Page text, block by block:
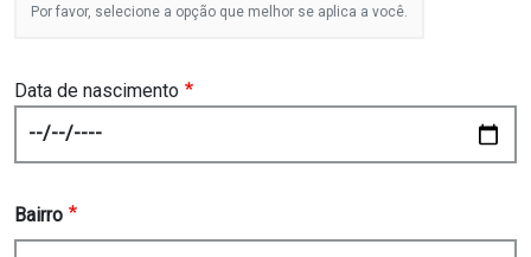
Por favor, selecione a opção que melhor se aplica a você.
Data de nascimento
Bairro